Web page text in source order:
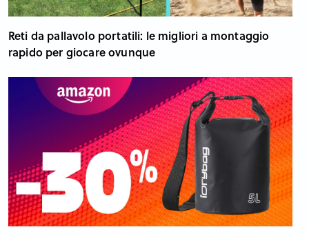
Reti da pallavolo portatili: le migliori a montaggio
rapido per giocare ovunque